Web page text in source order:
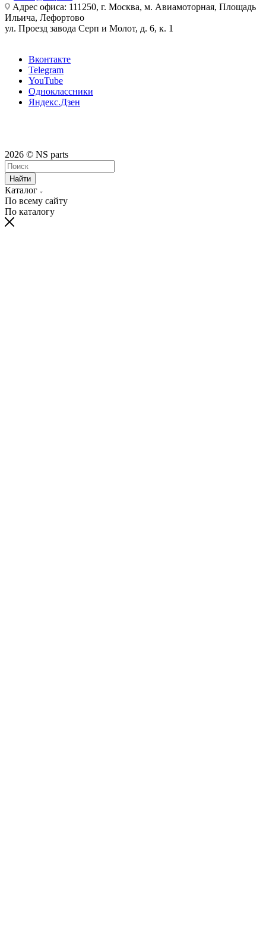
Адрес офиса: 111250, г. Москва, м. Авиамоторная, Площадь
Ильича, Лефортово
ул. Проезд завода Серп и Молот, д. 6, к. 1
Вконтакте
Telegram
YouTube
Одноклассники
Яндекс.Дзен
2026 © NS parts
Найти
Каталог
По всему сайту
По каталогу